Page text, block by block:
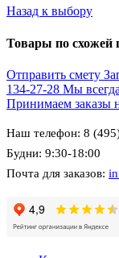
Назад к выбору
Товары по схожей
Отправить смету
134-27-28 Мы
Принимаем заказы
Наш телефон: 8
Будни: 9:30-18:00
Почта для заказов: